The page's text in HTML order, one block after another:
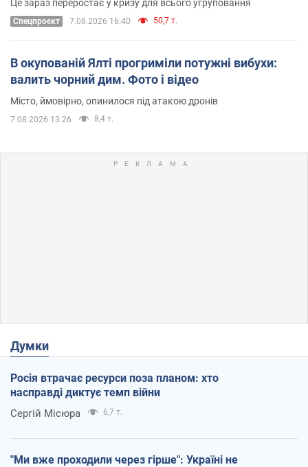
Це зараз переростає у кризу для всього угруповання
Cпецпроєкт 7.08.2026 16:40 50,7 т.
В окупованій Ялті прогриміли потужні вибухи:
валить чорний дим. Фото і відео
Місто, ймовірно, опинилося під атакою дронів
7.08.2026 13:26 8,4 т.
Думки
Росія втрачає ресурси поза планом: хто
насправді диктує темп війни
Сергій Місюра 6,7 т.
"Ми вже проходили через гірше": Україні не